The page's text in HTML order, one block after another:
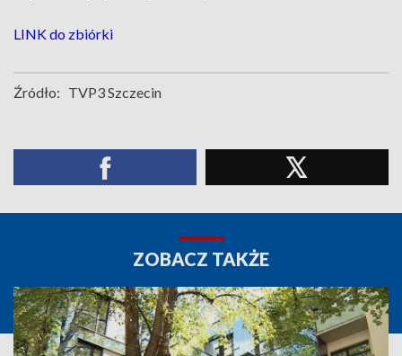
LINK do zbiórki
Źródło: TVP3 Szczecin
ZOBACZ TAKŻE